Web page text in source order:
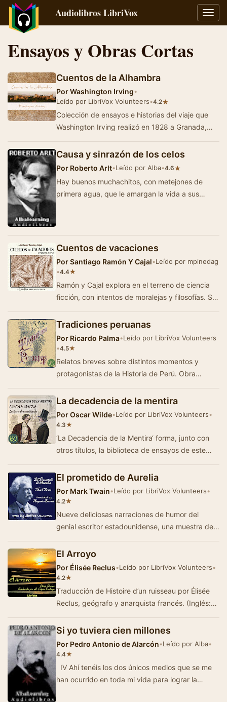
Audiolibros LibriVox
Ensayos y Obras Cortas
Cuentos de la Alhambra
PorWashington Irving•
Leído por LibriVox Volunteers•4.2★
Colección de ensayos e historias del viaje que
Washington Irving realizó en 1828 a Granada,
Causa y sinrazón de los celos
Por Roberto Arlt•Leído por Alba•4.6★
Hay buenos muchachitos, con metejones de
primera agua, que le amargan la vida a sus
Cuentos de vacaciones
PorSantiago Ramón Y Cajal•Leído por mpinedag
•4.4★
Ramón y Cajal explora en el terreno de ciencia
ficción, con intentos de moralejas y filosofías. Su
Tradiciones peruanas
Por Ricardo Palma•Leído por LibriVox Volunteers
•4.5★
Relatos breves sobre distintos momentos y
protagonistas de la Historia de Perú. Obra
conside…
La decadencia de la mentira
PorOscar Wilde•Leído por LibriVox Volunteers•
4.3★
‘La Decadencia de la Mentira‘ forma, junto con
otros títulos, la biblioteca de ensayos de este
El prometido de Aurelia
Por Mark Twain•Leído por LibriVox Volunteers•
4.2★
Nueve deliciosas narraciones de humor del
genial escritor estadounidense, una muestra del
El Arroyo
Por Élisée Reclus•Leído por LibriVox Volunteers•
4.2★
Traducción de Histoire d’un ruisseau por Élisée
Reclus, geógrafo y anarquista francés. (Inglés:
Si yo tuviera cien millones
Por Pedro Antonio de Alarcón•Leído por Alba•
4.4★
IV Ahí tenéis los dos únicos medios que se me
han ocurrido en toda mi vida para lograr la